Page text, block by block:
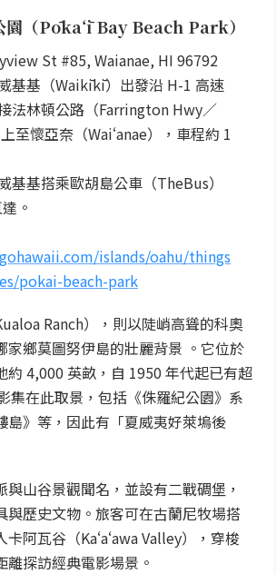
園（Pōkaʻī Bay Beach Park）
St #85, Waianae, HI 96792
基基（Waikīkī）出發沿 H-1 高速
法林頓公路（Farrington Hwy／
至懷亞奈（Waiʻanae），車程約 1
基基搭乘歐胡島公車（TheBus）
。
islands/oahu/things
pokai-beach-park
Ranch），則以陡峭高聳的科奧
家鄉莫圖努伊島的壯麗背景 。它位於
約 4,000 英畝，自 1950 年代起已有超
集在此取景，包括《侏羅紀公園》系
島》等，因此有「夏威夷好萊塢後
與山谷景觀聞名，並設有二戰碉堡，
與歷史文物。旅客可在古蘭尼牧場搭
阿瓦谷（Kaʻaʻawa Valley），穿梭
探訪經典電影場景。